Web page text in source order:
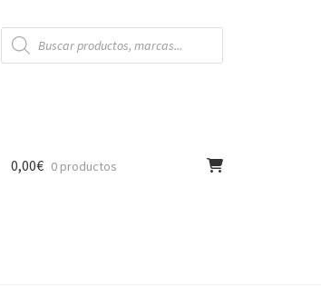
Búsqueda
de
productos
0,00€ 0 productos